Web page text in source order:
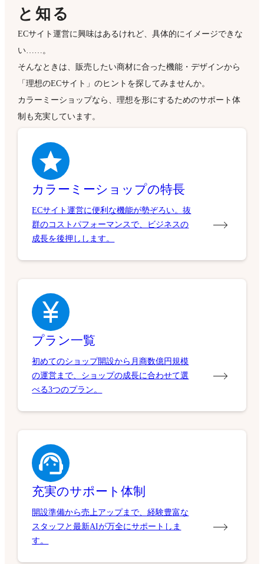
と知る
ECサイト運営に興味はあるけれど、具体的にイメージできな
い……。
そんなときは、販売したい商材に合った機能・デザインから
「理想のECサイト」のヒントを探してみませんか。
カラーミーショップなら、理想を形にするためのサポート体
制も充実しています。
カラーミーショップの特長
ECサイト運営に便利な機能が勢ぞろい。抜
群のコストパフォーマンスで、ビジネスの
成長を後押しします。
プラン一覧
初めてのショップ開設から月商数億円規模
の運営まで、ショップの成長に合わせて選
べる3つのプラン。
充実のサポート体制
開設準備から売上アップまで、経験豊富な
スタッフと最新AIが万全にサポートしま
す。